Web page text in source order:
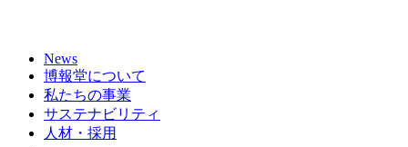
News
博報堂について
私たちの事業
サステナビリティ
人材・採用